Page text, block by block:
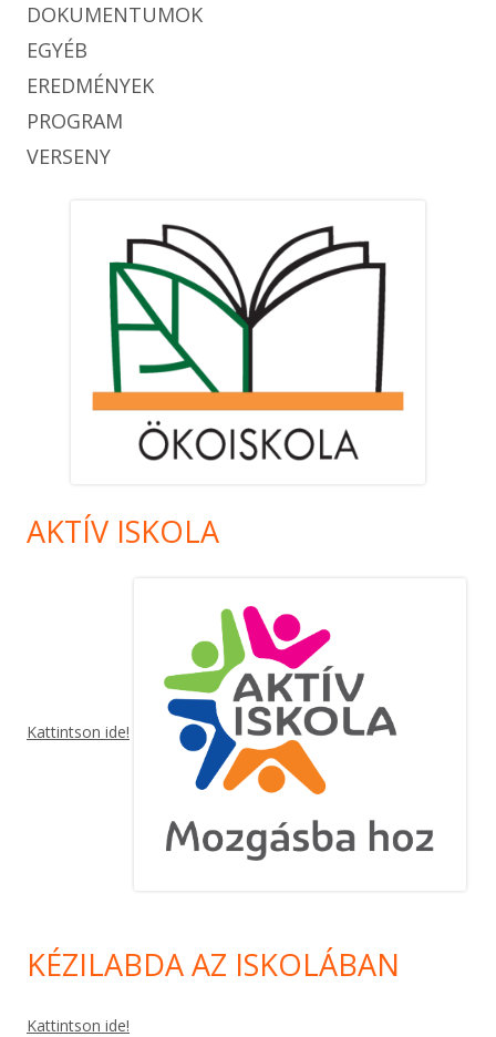
DOKUMENTUMOK
EGYÉB
EREDMÉNYEK
PROGRAM
VERSENY
AKTÍV ISKOLA
Kattintson ide!
KÉZILABDA AZ ISKOLÁBAN
Kattintson ide!